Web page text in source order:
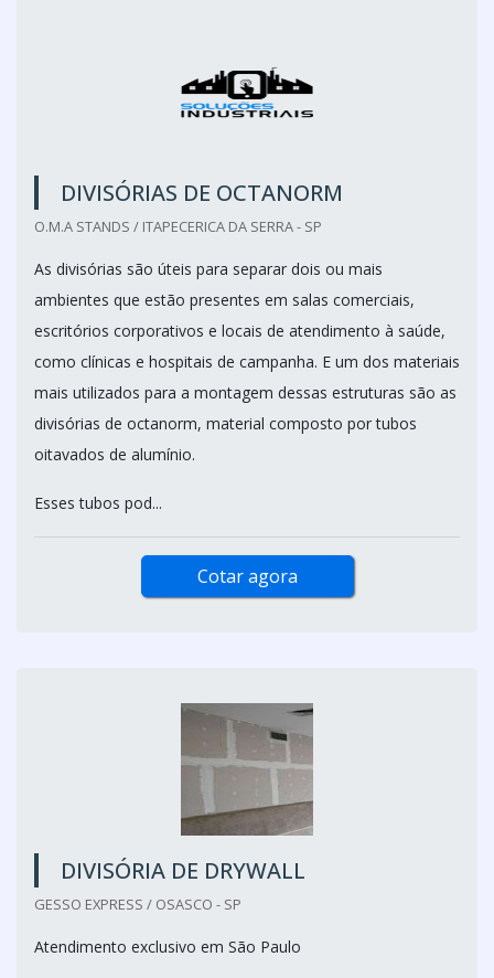
DIVISÓRIAS DE OCTANORM
O.M.A STANDS / ITAPECERICA DA SERRA - SP
As divisórias são úteis para separar dois ou mais
ambientes que estão presentes em salas comerciais,
escritórios corporativos e locais de atendimento à saúde,
como clínicas e hospitais de campanha. E um dos materiais
mais utilizados para a montagem dessas estruturas são as
divisórias de octanorm, material composto por tubos
oitavados de alumínio.
Esses tubos pod...
Cotar agora
DIVISÓRIA DE DRYWALL
GESSO EXPRESS / OSASCO - SP
Atendimento exclusivo em São Paulo